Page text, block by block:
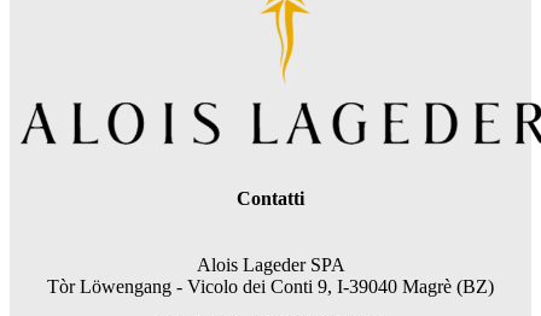
Contatti
Alois Lageder SPA
Tòr Löwengang - Vicolo dei Conti 9, I-39040 Magrè (BZ)